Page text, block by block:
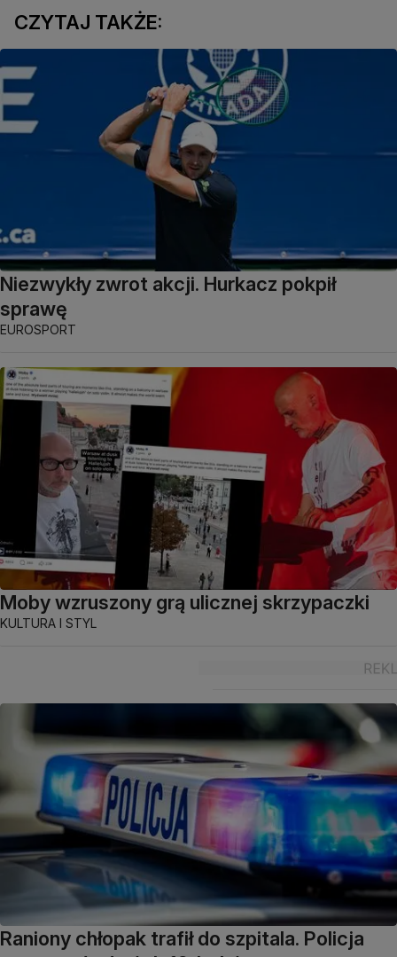
CZYTAJ TAKŻE:
Niezwykły zwrot akcji. Hurkacz pokpił
sprawę
EUROSPORT
Moby wzruszony grą ulicznej skrzypaczki
KULTURA I STYL
Raniony chłopak trafił do szpitala. Policja